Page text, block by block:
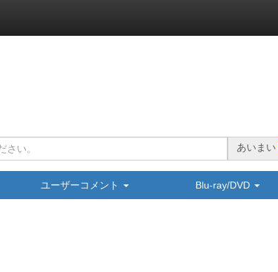
あいまい
ユーザーコメント Blu-ray/DVD